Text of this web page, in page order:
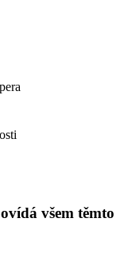
všem těmto